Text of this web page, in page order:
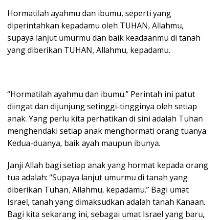
Hormatilah ayahmu dan ibumu, seperti yang
diperintahkan kepadamu oleh TUHAN, Allahmu,
supaya lanjut umurmu dan baik keadaanmu di tanah
yang diberikan TUHAN, Allahmu, kepadamu.
“Hormatilah ayahmu dan ibumu.” Perintah ini patut
diingat dan dijunjung setinggi-tingginya oleh setiap
anak. Yang perlu kita perhatikan di sini adalah Tuhan
menghendaki setiap anak menghormati orang tuanya.
Kedua-duanya, baik ayah maupun ibunya.
Janji Allah bagi setiap anak yang hormat kepada orang
tua adalah: “Supaya lanjut umurmu di tanah yang
diberikan Tuhan, Allahmu, kepadamu.” Bagi umat
Israel, tanah yang dimaksudkan adalah tanah Kanaan.
Bagi kita sekarang ini, sebagai umat Israel yang baru,